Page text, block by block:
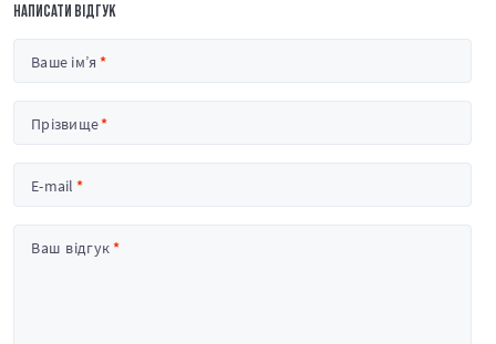
НАПИСАТИ ВІДГУК
Ваше ім’я
Прізвище
E-mail
Ваш відгук